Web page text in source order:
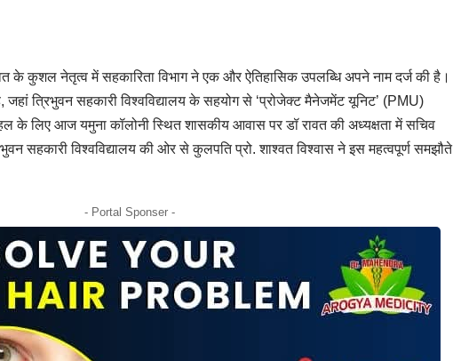
के कुशल नेतृत्व में सहकारिता विभाग ने एक और ऐतिहासिक उपलब्धि अपने नाम दर्ज की है।
जहां त्रिभुवन सहकारी विश्वविद्यालय के सहयोग से ‘प्रोजेक्ट मैनेजमेंट यूनिट’ (PMU)
के लिए आज यमुना कॉलोनी स्थित शासकीय आवास पर डॉ रावत की अध्यक्षता में सचिव
सहकारी विश्वविद्यालय की ओर से कुलपति प्रो. शाश्वत विश्वास ने इस महत्वपूर्ण समझौते
- Portal Sponser -